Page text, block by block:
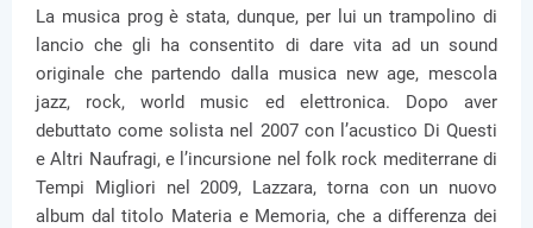
La musica prog è stata, dunque, per lui un trampolino di
lancio che gli ha consentito di dare vita ad un sound
originale che partendo dalla musica new age, mescola
jazz, rock, world music ed elettronica. Dopo aver
debuttato come solista nel 2007 con l’acustico Di Questi
e Altri Naufragi, e l’incursione nel folk rock mediterrane di
Tempi Migliori nel 2009, Lazzara, torna con un nuovo
album dal titolo Materia e Memoria, che a differenza dei